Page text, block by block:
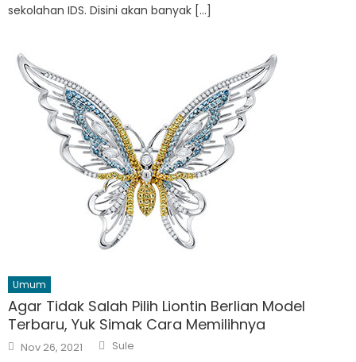
sekolahan IDS. Disini akan banyak […]
Umum
Agar Tidak Salah Pilih Liontin Berlian Model
Terbaru, Yuk Simak Cara Memilihnya
Posted
on
Nov 26, 2021 Author
Sule